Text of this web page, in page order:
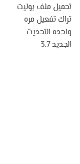
تحميل ملف بوليت
تراك تفعيل مره
واحده التحديث
الجديد 3.7